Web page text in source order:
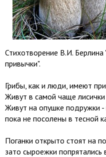
Стихотворение B.И.
привычки".
Грибы, как и люди, имеют
Живут в самой чаще лисички
Живут на опушке подружки -
пока не посолены в тесной
Поганки открыто стоят на
зато сыроежки попрятались